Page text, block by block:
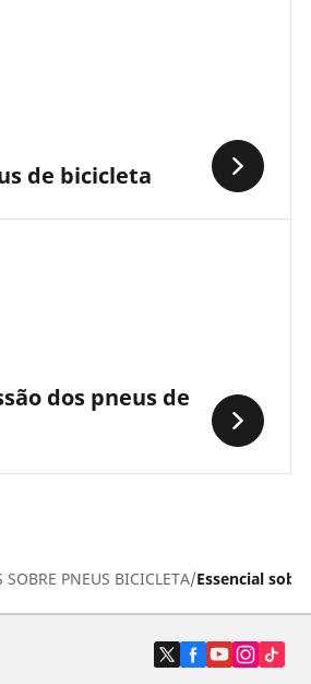
de bicicleta
dos pneus de
SOBRE PNEUS BICICLETA Essencial